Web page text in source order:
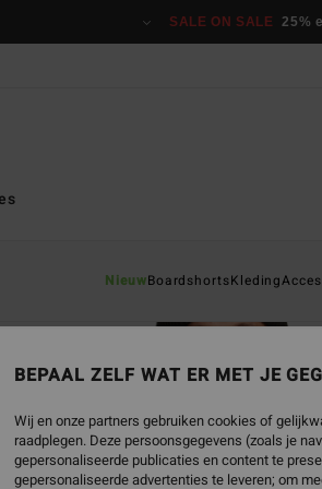
SALE ON SALE 25%
NieuwBoardshortsKleding
BEPAAL ZELF WAT ER MET JE
Wij en onze partners gebruiken cookies of
raadplegen. Deze persoonsgegevens (zoals je
gepersonaliseerde publicaties en content te
gepersonaliseerde advertenties te leveren; om